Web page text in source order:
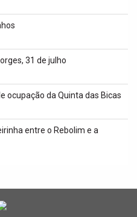
31 de julho
ocupação da Quinta das Bicas
entre o Rebolim e a